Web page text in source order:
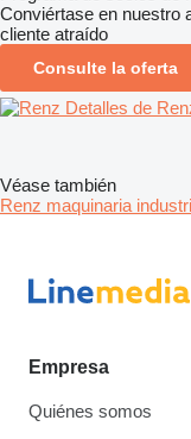
Conviértase en nuestro
cliente atraído
Consulte la oferta
Detalles de
Véase también
Renz maquinaria
Empresa
Quiénes somos